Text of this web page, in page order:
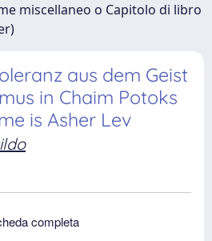
miscellaneo o Capitolo di libro
aus dem Geist
in Chaim Potoks
is Asher Lev
completa